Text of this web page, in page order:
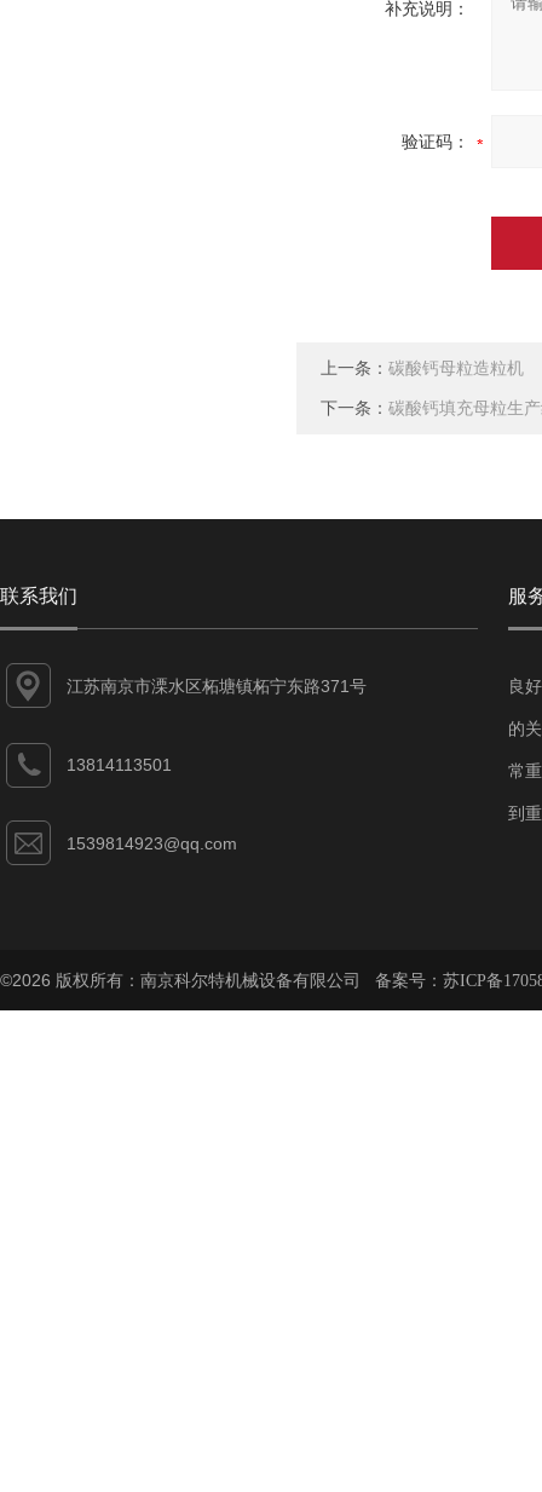
补充说明：
验证码：
上一条： 碳酸钙母粒造粒机​​​​​​​
下一条： 碳酸钙填充母粒生
联系我们
江苏南京市溧水区柘塘镇柘宁东路371号
13814113501
1539814923@qq.com
服
良
的
常
到
©2026 版权所有：南京科尔特机械设备有限公司 备案号： 苏ICP备